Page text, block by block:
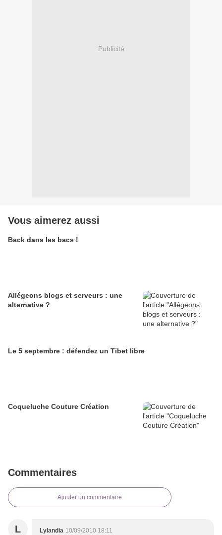
Publicité
Vous aimerez aussi
Back dans les bacs !
Allégeons blogs et serveurs : une
alternative ?
Le 5 septembre : défendez un Tibet libre
Coqueluche Couture Création
Commentaires
Ajouter un commentaire
L Lylandia 10/09/2010 18:11